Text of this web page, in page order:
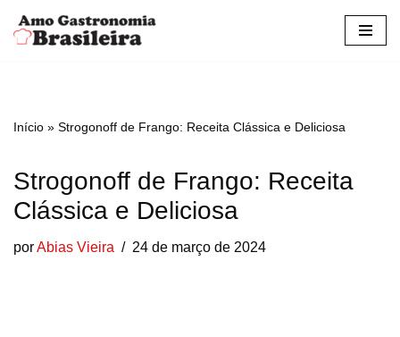
Pular
conteúdo
Início » Strogonoff de Frango: Receita Clássica e Deliciosa
Strogonoff de Frango: Receita
Clássica e Deliciosa
porAbias Vieira 24 de março de 2024